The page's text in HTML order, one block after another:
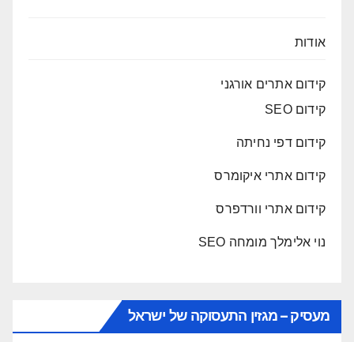
אודות
קידום אתרים אורגני
קידום SEO
קידום דפי נחיתה
קידום אתרי איקומרס
קידום אתרי וורדפרס
נוי אלימלך מומחה SEO
מעסיק – מגזין התעסוקה של ישראל